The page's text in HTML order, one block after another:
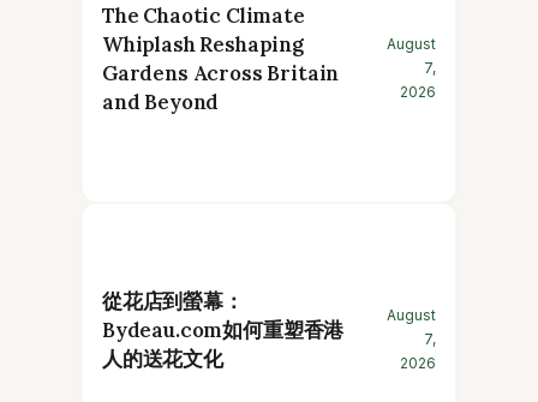
The Chaotic Climate
Whiplash Reshaping
Gardens Across Britain
and Beyond
August
7,
2026
從花店到螢幕：
Bydeau.com如何重塑香港
人的送花文化
August
7,
2026